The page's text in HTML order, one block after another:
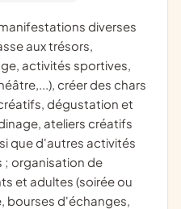
aux trésors,
activités sportives,
créer des chars
dégustation et
ateliers créatifs
que d'autres activités
; organisation de
et adultes (soirée ou
bourses d'échanges,